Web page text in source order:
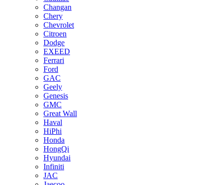
Changan
Chery
Chevrolet
Citroen
Dodge
EXEED
Ferrari
Ford
GAC
Geely
Genesis
GMC
Great Wall
Haval
HiPhi
Honda
HongQi
Hyundai
Infiniti
JAC